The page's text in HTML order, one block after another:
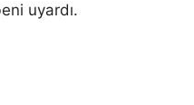
uyardı.